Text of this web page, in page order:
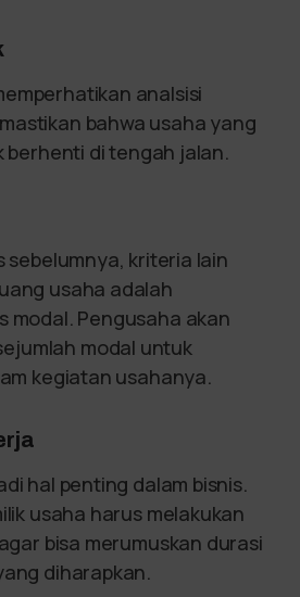
analsisi
bahwa usaha yang
berhenti di tengah jalan.
sebelumnya, kriteria lain
usaha adalah
modal. Pengusaha akan
modal untuk
kegiatan usahanya.
hal penting dalam bisnis.
usaha harus melakukan
bisa merumuskan durasi
diharapkan.